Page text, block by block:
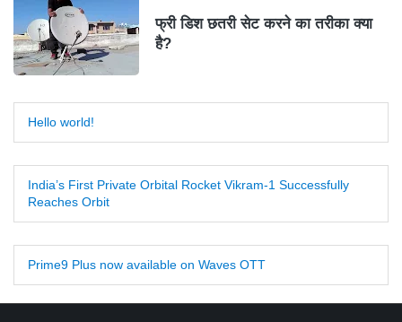
फ्री डिश छतरी सेट करने का तरीका क्या
है?
Hello world!
India’s First Private Orbital Rocket Vikram-1 Successfully
Reaches Orbit
Prime9 Plus now available on Waves OTT